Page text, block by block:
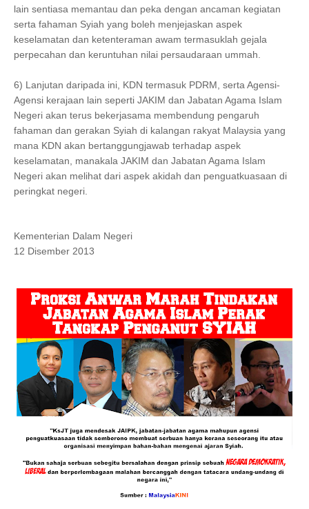
lain sentiasa memantau dan peka dengan ancaman kegiatan
serta fahaman Syiah yang boleh menjejaskan aspek
keselamatan dan ketenteraman awam termasuklah gejala
perpecahan dan keruntuhan nilai persaudaraan ummah.
6) Lanjutan daripada ini, KDN termasuk PDRM, serta Agensi-
Agensi kerajaan lain seperti JAKIM dan Jabatan Agama Islam
Negeri akan terus bekerjasama membendung pengaruh
fahaman dan gerakan Syiah di kalangan rakyat Malaysia yang
mana KDN akan bertanggungjawab terhadap aspek
keselamatan, manakala JAKIM dan Jabatan Agama Islam
Negeri akan melihat dari aspek akidah dan penguatkuasaan di
peringkat negeri.
Kementerian Dalam Negeri
12 Disember 2013